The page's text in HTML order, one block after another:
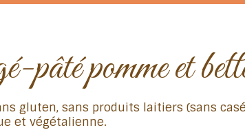
pâté pomme et
gluten, sans produits laitiers (sans
et végétalienne.